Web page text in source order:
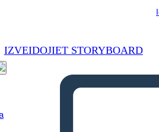
IZVEIDOJIET STORYBOARD